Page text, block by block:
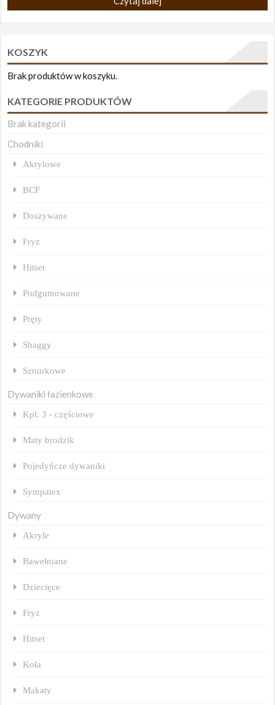
KOSZYK
Brak produktów w koszyku.
KATEGORIE PRODUKTÓW
Brak kategorii
Chodniki
Akrylowe
BCF
Doszywane
Fryz
Hitset
Podgumowane
Pręty
Shaggy
Sznurkowe
Dywaniki łazienkowe
Kpl. 3 - częściowe
Maty brodzik
Pojedyńcze dywaniki
Sympatex
Dywany
Akryle
Bawełniane
Dziecięce
Fryz
Hitset
Koła
Makaty